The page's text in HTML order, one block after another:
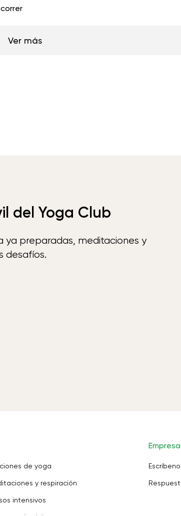
Ver más
del Yoga Club
ya preparadas, meditaciones y
desafíos.
de yoga
y respiración
intensivos
Empresa